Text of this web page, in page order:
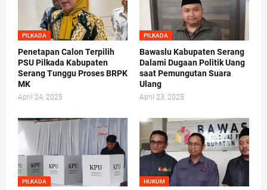
PILKADA
Penetapan Calon Terpilih
PSU Pilkada Kabupaten
Serang Tunggu Proses BRPK
MK
April 24, 2025
PILKADA
Bawaslu Kabupaten Serang
Dalami Dugaan Politik Uang
saat Pemungutan Suara
Ulang
April 23, 2025
PILKADA HUKUM